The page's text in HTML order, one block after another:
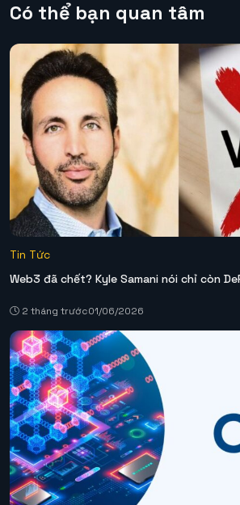
Có thể bạn quan tâm
Tin Tức
Web3 đã chết? Kyle Samani nói chỉ còn
2 tháng trước01/06/2026